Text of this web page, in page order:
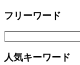
フリーワード
人気キーワード